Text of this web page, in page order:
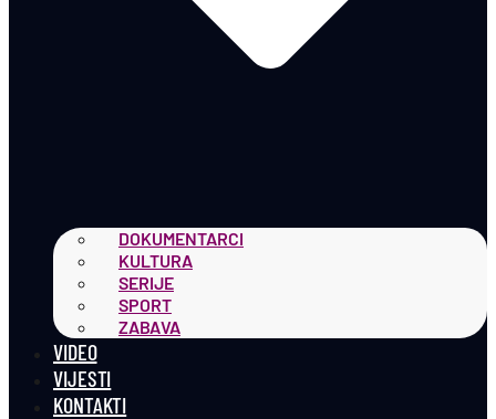
DOKUMENTARCI
KULTURA
SERIJE
SPORT
ZABAVA
VIDEO
VIJESTI
KONTAKTI